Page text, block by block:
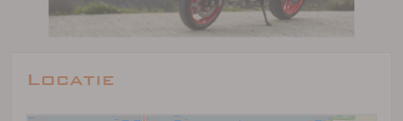
Locatie